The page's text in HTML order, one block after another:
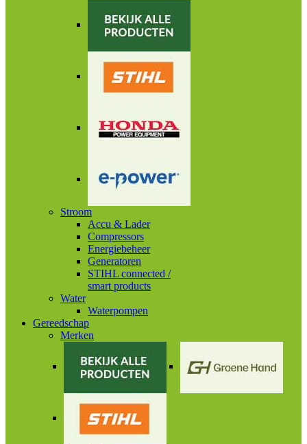
Stroom
Accu & Lader
Compressors
Energiebeheer
Generatoren
STIHL connected /
smart products
Water
Waterpompen
Gereedschap
Merken